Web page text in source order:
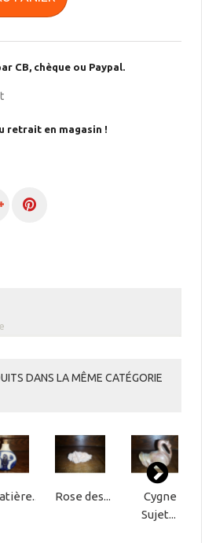
CB, chèque ou Paypal.
retrait en magasin !
DANS LA MÊME CATÉGORIE
Rose des...
Cygne
Sujet...